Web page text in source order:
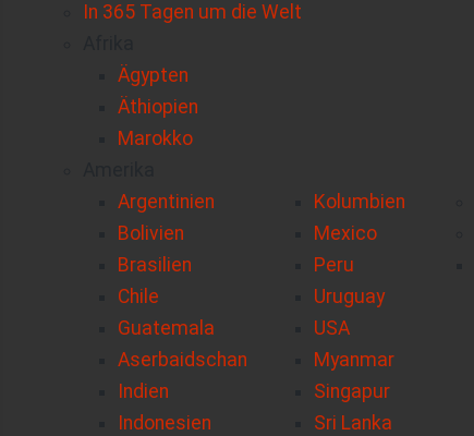
In 365 Tagen um die Welt
Ägypten
Äthiopien
Marokko
Argentinien
Bolivien
Brasilien
Chile
Guatemala
Kolumbien
Mexico
Peru
Uruguay
USA
Aserbaidschan
Indien
Indonesien
Myanmar
Singapur
Sri Lanka